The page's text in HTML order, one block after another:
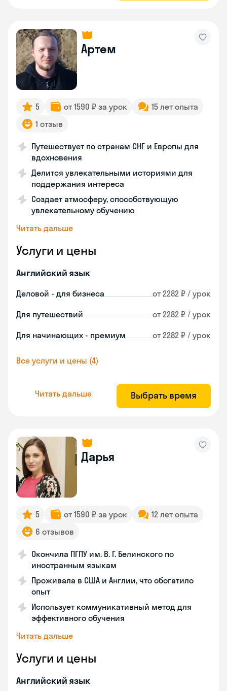
Артем
5 от 1590 ₽ за урок
15 лет опыта
1 отзыв
Путешествует по странам СНГ и Европы для
вдохновения
Делится увлекательными историями для
поддержания интереса
Создает атмосферу, способствующую
увлекательному обучению
Читать дальше
Услуги и цены
Английский язык
Деловой - для бизнеса от 2282 ₽ / урок
Для путешествий от 2282 ₽ / урок
Для начинающих - премиум от 2282 ₽ / урок
Все услуги и цены (4)
Читать дальше Выбрать время
Дарья
5 от 1590 ₽ за урок
12 лет опыта
6 отзывов
Окончила ПГПУ им. В. Г. Белинского по
иностранным языкам
Проживала в США и Англии, что обогатило
опыт
Использует коммуникативный метод для
эффективного обучения
Читать дальше
Услуги и цены
Английский язык